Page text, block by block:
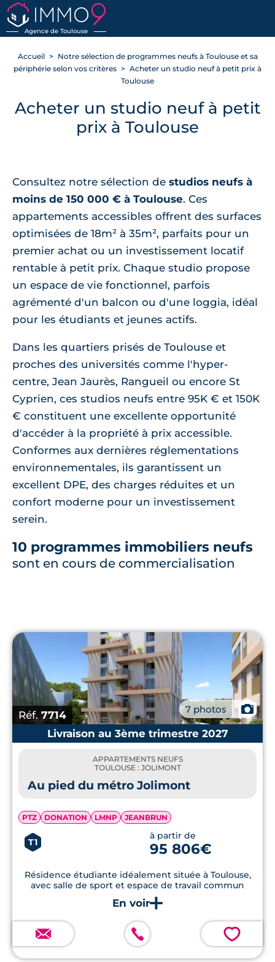
Agence de Toulouse
Accueil
Notre sélection de programmes neufs à Toulouse et sa
périphérie selon vos critères
Acheter un studio neuf à petit prix à
Toulouse
Acheter un studio neuf à petit
prix à Toulouse
Consultez notre sélection de studios neufs à
moins de 150 000 € à Toulouse. Ces
appartements accessibles offrent des surfaces
optimisées de 18m² à 35m², parfaits pour un
premier achat ou un investissement locatif
rentable à petit prix. Chaque studio propose
un espace de vie fonctionnel, parfois
agrémenté d'un balcon ou d'une loggia, idéal
pour les étudiants et jeunes actifs.
Dans les quartiers prisés de Toulouse et
proches des universités comme l'hyper-
centre, Jean Jaurès, Rangueil ou encore St
Cyprien, ces studios neufs entre 95K € et 150K
€ constituent une excellente opportunité
d'accéder à la propriété à prix accessible.
Conformes aux dernières réglementations
environnementales, ils garantissent un
excellent DPE, des charges réduites et un
confort moderne pour un investissement
serein.
10 programmes immobiliers neufs
sont en cours de commercialisation
Réf. 7714 7 photos
📷
Livraison au 3ème trimestre 2027
APPARTEMENTS NEUFS
TOULOUSE : JOLIMONT
Au pied du métro Jolimont
PTZ DONATION LMNP JEANBRUN
T1
à partir de
95 806€
Résidence étudiante idéalement située à Toulouse,
avec salle de sport et espace de travail commun
💗